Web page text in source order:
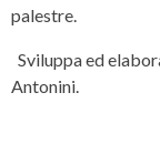
palestre.
Sviluppa ed
Antonini.